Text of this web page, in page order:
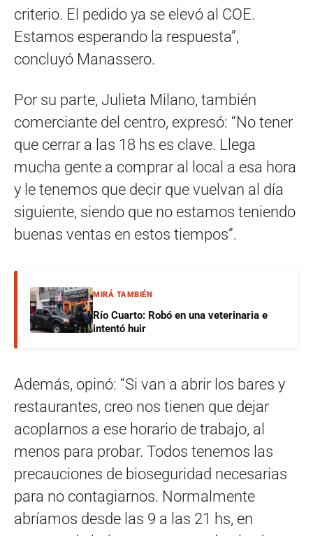
criterio. El pedido ya se elevó al COE.
Estamos esperando la respuesta”,
concluyó Manassero.
Por su parte, Julieta Milano, también
comerciante del centro, expresó: “No tener
que cerrar a las 18 hs es clave. Llega
mucha gente a comprar al local a esa hora
y le tenemos que decir que vuelvan al día
siguiente, siendo que no estamos teniendo
buenas ventas en estos tiempos”.
MIRÁ TAMBIÉN
Río Cuarto: Robó en una veterinaria e
intentó huir
Además, opinó: “Si van a abrir los bares y
restaurantes, creo nos tienen que dejar
acoplarnos a ese horario de trabajo, al
menos para probar. Todos tenemos las
precauciones de bioseguridad necesarias
para no contagiarnos. Normalmente
abríamos desde las 9 a las 21 hs, en